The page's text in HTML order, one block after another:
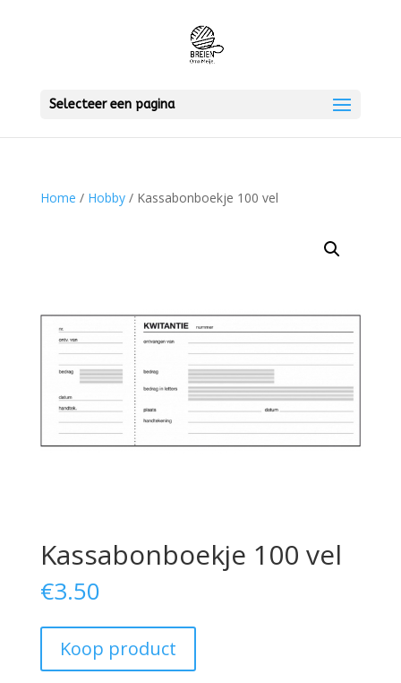
Selecteer een pagina
Home / Hobby/ Kassabonboekje 100 vel
Kassabonboekje 100 vel
€3.50
Koop product